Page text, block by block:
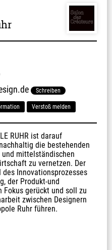
Schreiben
Verstoß melden
RUHR ist darauf
die bestehenden
und mittelständischen
zu vernetzen. Der
Innovationsprozesses
der Produkt-und
gerückt und soll zu
zwischen Designern
Ruhr führen.